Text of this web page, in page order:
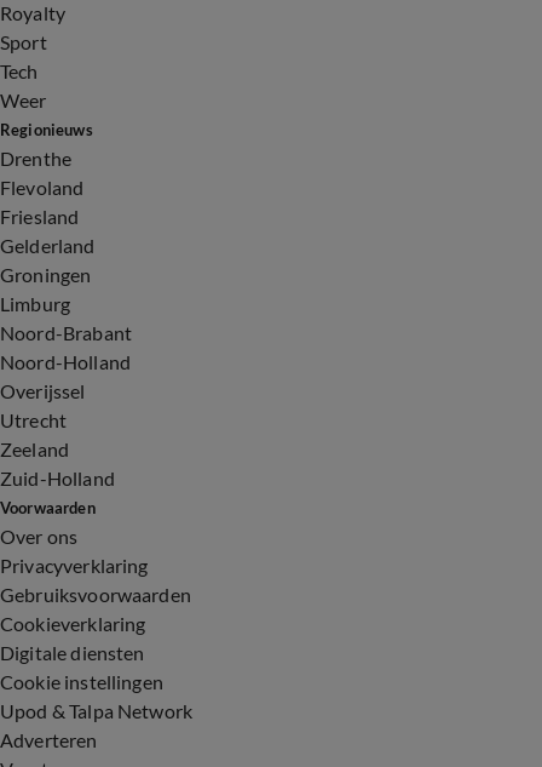
Royalty
Sport
Tech
Weer
Regionieuws
Drenthe
Flevoland
Friesland
Gelderland
Groningen
Limburg
Noord-Brabant
Noord-Holland
Overijssel
Utrecht
Zeeland
Zuid-Holland
Voorwaarden
Over ons
Privacyverklaring
Gebruiksvoorwaarden
Cookieverklaring
Digitale diensten
Cookie instellingen
Upod & Talpa Network
Adverteren